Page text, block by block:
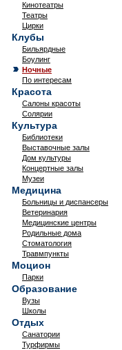
Кинотеатры
Театры
Цирки
Клубы
Бильярдные
Боулинг
Ночные
По интересам
Красота
Салоны красоты
Солярии
Культура
Библиотеки
Выставочные залы
Дом культуры
Концертные залы
Музеи
Медицина
Больницы и диспансеры
Ветеринария
Медицинские центры
Родильные дома
Стоматология
Травмпункты
Моцион
Парки
Образование
Вузы
Школы
Отдых
Санатории
Турфирмы